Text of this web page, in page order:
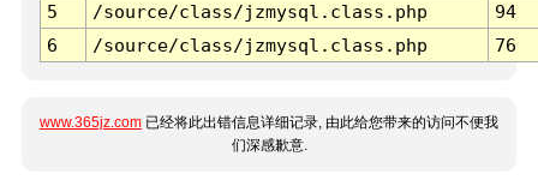
5
/source/class/jzmysql.class.php
94
6
/source/class/jzmysql.class.php 76
www.365jz.com 已经将此出错信息详细记录, 由此给您带来的访问不便我
们深感歉意.